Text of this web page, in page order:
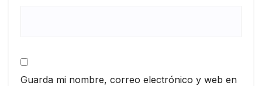
Guarda mi nombre, correo electrónico y web en